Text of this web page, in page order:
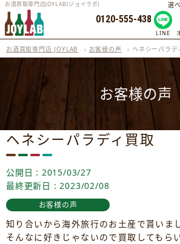
お酒買取専門店JOYLAB(ジョイラボ)
0120-555-438
選
LINE
お酒買取専門店 JOYLAB › お客様の声 › ヘネシーパラデ
お客様の声
ヘネシーパラディ買取
公開日 : 2015/03/27
最終更新日 : 2023/02/08
お客様の声
知り合いから海外旅行のお土産で貰いま
そんなに好きじゃないので買取してもら